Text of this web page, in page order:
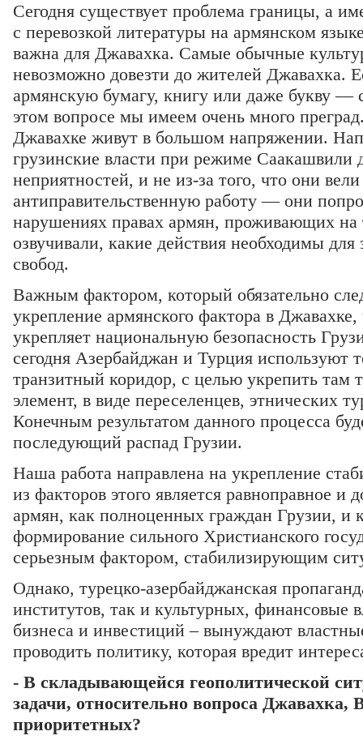
Сегодня существует проблема границы, а
с перевозкой литературы на армянском
важна для Джавахка. Самые обычные
невозможно довезти до жителей Джавахка.
армянскую бумагу, книгу или даже букву —
этом вопросе мы имеем очень много
Джавахке живут в большом напряжении.
грузинские власти при режиме Саакашвили
неприятностей, и не из-за того, что они
антиправительственную работу — они
нарушениях правах армян, проживающих на
озвучивали, какие действия необходимы
свобод.
Важным фактором, который обязательно
укрепление армянского фактора в
укрепляет национальную безопасность
сегодня Азербайджан и Турция используют
транзитный коридор, с целью укрепить там
элемент, в виде переселенцев, этнических
Конечным результатом данного процесса
последующий распад Грузии.
Наша работа направлена на укрепление
из факторов этого является равноправное и
армян, как полноценных граждан Грузии, и
формирование сильного Христианского
серьезным фактором, стабилизирующим
Однако, турецко-азербайджанская
институтов, так и культурных, финансовые
бизнеса и инвестиций – вынуждают
проводить политику, которая вредит
- В складывающейся геополитической
задачи, относительно вопроса Джавахка,
приоритетных?